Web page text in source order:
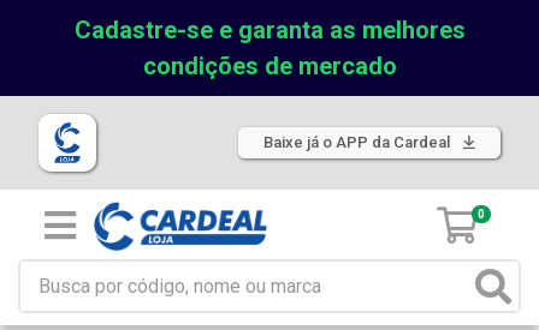
Cadastre-se e garanta as melhores
condições de mercado
Baixe já o APP da Cardeal
0